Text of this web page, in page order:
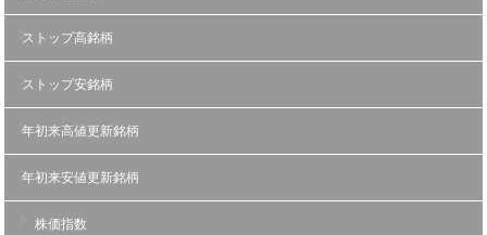
ストップ高銘柄
ストップ安銘柄
年初来高値更新銘柄
年初来安値更新銘柄
株価指数